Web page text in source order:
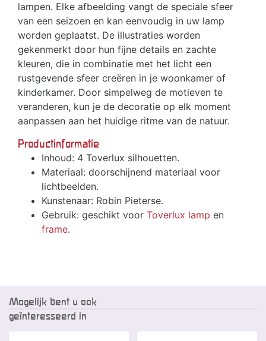
lampen. Elke afbeelding vangt de speciale sfeer
van een seizoen en kan eenvoudig in uw lamp
worden geplaatst. De illustraties worden
gekenmerkt door hun fijne details en zachte
kleuren, die in combinatie met het licht een
rustgevende sfeer creëren in je woonkamer of
kinderkamer. Door simpelweg de motieven te
veranderen, kun je de decoratie op elk moment
aanpassen aan het huidige ritme van de natuur.
Productinformatie
Inhoud: 4 Toverlux silhouetten.
Materiaal: doorschijnend materiaal voor
lichtbeelden.
Kunstenaar: Robin Pieterse.
Gebruik: geschikt voor Toverlux lamp en
frame.
Mogelijk bent u ook
geïnteresseerd in